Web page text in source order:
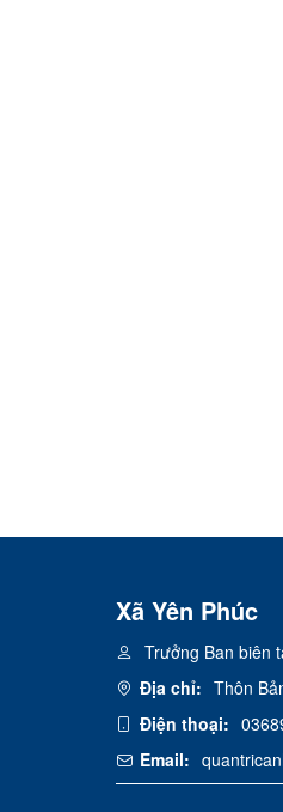
Xã Yên Phúc
Trưởng Ban biên
Địa chỉ: Thôn
Điện thoại:
Email: